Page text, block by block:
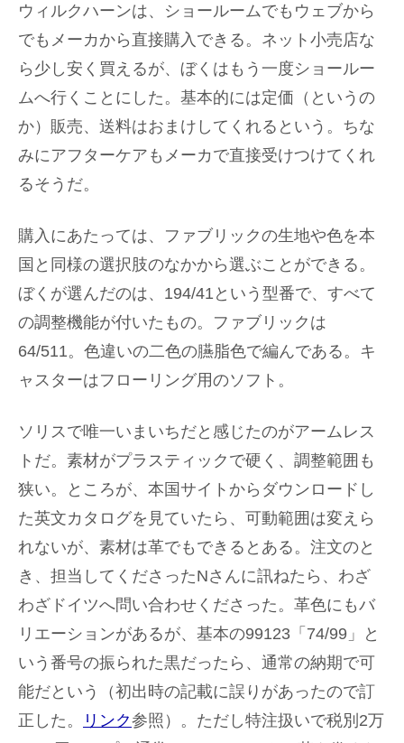
ウィルクハーンは、ショールームでもウェブから
でもメーカから直接購入できる。ネット小売店な
ら少し安く買えるが、ぼくはもう一度ショールー
ムへ行くことにした。基本的には定価（というの
か）販売、送料はおまけしてくれるという。ちな
みにアフターケアもメーカで直接受けつけてくれ
るそうだ。
購入にあたっては、ファブリックの生地や色を本
国と同様の選択肢のなかから選ぶことができる。
ぼくが選んだのは、194/41という型番で、すべて
の調整機能が付いたもの。ファブリックは
64/511。色違いの二色の臙脂色で編んである。キ
ャスターはフローリング用のソフト。
ソリスで唯一いまいちだと感じたのがアームレス
トだ。素材がプラスティックで硬く、調整範囲も
狭い。ところが、本国サイトからダウンロードし
た英文カタログを見ていたら、可動範囲は変えら
れないが、素材は革でもできるとある。注文のと
き、担当してくださったNさんに訊ねたら、わざ
わざドイツへ問い合わせくださった。革色にもバ
リエーションがあるが、基本の99123「74/99」と
いう番号の振られた黒だったら、通常の納期で可
能だという（初出時の記載に誤りがあったので訂
正した。
リンク参照）。ただし特注扱いで税別2万